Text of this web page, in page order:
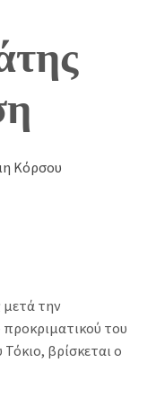
Κόρσου
μετά την
του
βρίσκεται ο